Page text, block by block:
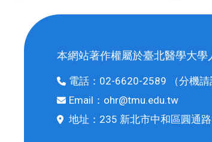
本網站著作權屬於臺北醫學大學
電話： 02-6620-2589 （分機
Email： ohr@tmu.edu.tw
地址： 235 新北市中和區圓通